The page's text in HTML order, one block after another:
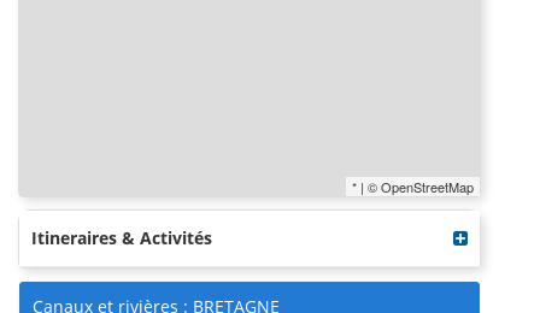
* | © OpenStreetMap
Itineraires & Activités
Canaux et rivières : BRETAGNE